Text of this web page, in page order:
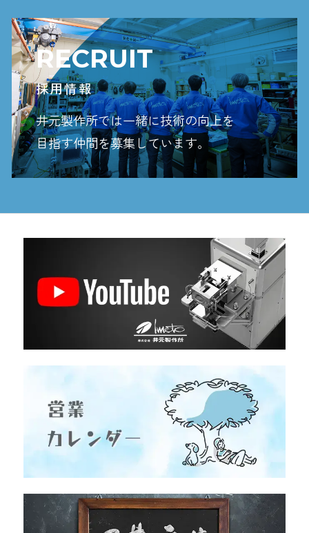
RECRUIT
採用情報
井元製作所では一緒に技術の向上を
目指す仲間を募集しています。